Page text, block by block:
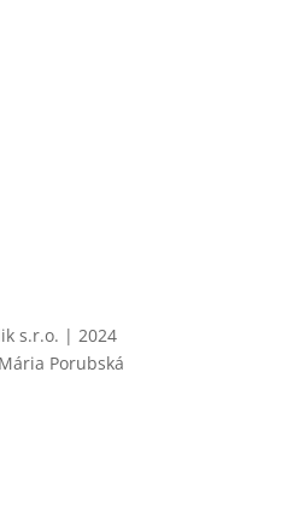
s.r.o. | 2024
Porubská